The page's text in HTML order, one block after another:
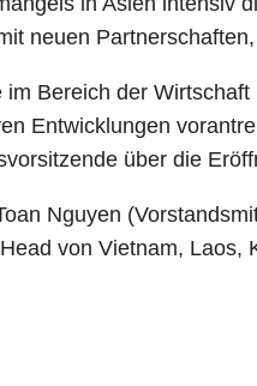
neuen
Bereich der
Entwicklungen
über die
Nguyen
von Vietnam, Laos,